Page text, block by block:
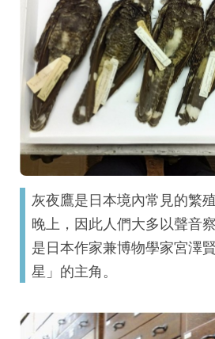
灰夜鷹是日本境內常見的繁
晚上，因此人們大多以聲音
是日本作家兼博物學家宮澤
星」的主角。